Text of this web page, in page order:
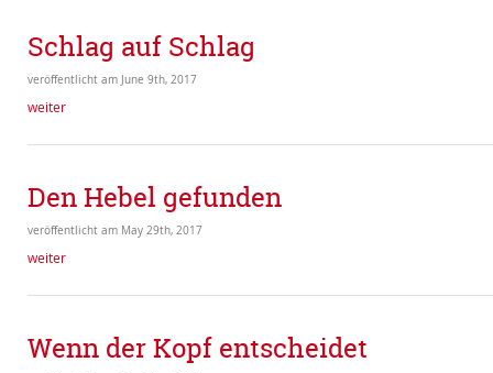
Schlag auf Schlag
veröffentlicht am June 9th, 2017
weiter
Den Hebel gefunden
veröffentlicht am May 29th, 2017
weiter
Wenn der Kopf entscheidet